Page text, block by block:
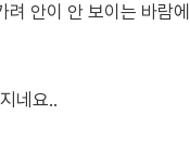
려 안이 안 보이는 바람
네요..